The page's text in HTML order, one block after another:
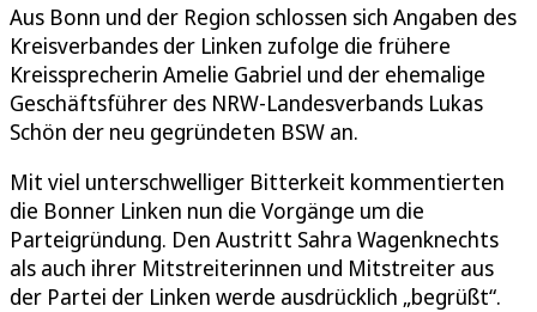
Aus Bonn und der Region schlossen sich Angaben des
Kreisverbandes der Linken zufolge die frühere
Kreissprecherin Amelie Gabriel und der ehemalige
Geschäftsführer des NRW-Landesverbands Lukas
Schön der neu gegründeten BSW an.
Mit viel unterschwelliger Bitterkeit kommentierten
die Bonner Linken nun die Vorgänge um die
Parteigründung. Den Austritt Sahra Wagenknechts
als auch ihrer Mitstreiterinnen und Mitstreiter aus
der Partei der Linken werde ausdrücklich „begrüßt“.